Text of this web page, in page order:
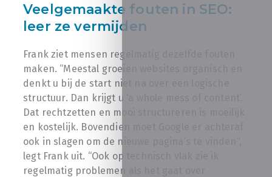
Veelgemaakte fouten in SEO:
leer ze vermijden
Frank ziet mensen regelmatig dezelfde fouten
maken. “Meestal groeien websites organisch en
denkt u bij de start niet na over een logische
structuur. Dan krijgt u ‘a whole mess of content’.
Dat rechtzetten en mooi structureren is moeilijk
en kostelijk. Bovendien moet Google er achteraf
ook in slagen om de nieuwe pagina’s te vinden”,
legt Frank uit. “Ook op technisch vlak zie ik
regelmatig problemen als het gaat over